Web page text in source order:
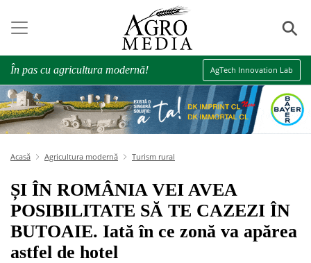
⚲
În pas cu agricultura modernă! AgTech Innovation Lab
Acasă Agricultura modernă Turism rural
ȘI ÎN ROMÂNIA VEI AVEA
POSIBILITATE SĂ TE CAZEZI ÎN
BUTOAIE. Iată în ce zonă va apărea
astfel de hotel